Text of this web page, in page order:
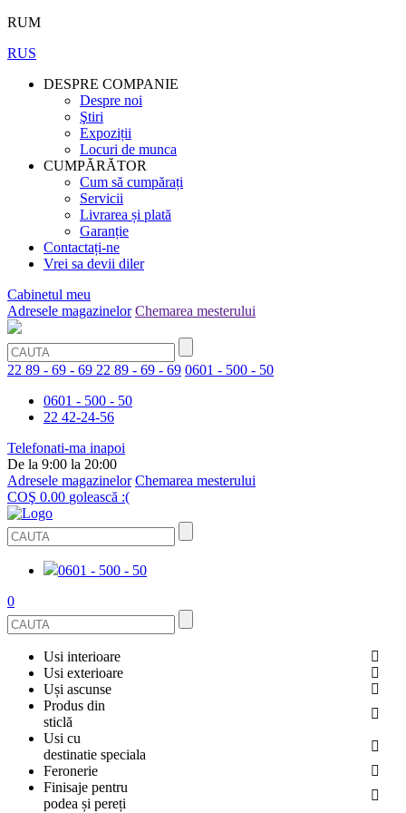
RUM
RUS
DESPRE COMPANIE
Despre noi
Ştiri
Expoziții
Locuri de munca
CUMPĂRĂTOR
Cum să cumpărați
Servicii
Livrarea și plată
Garanție
Contactați-ne
Vrei sa devii diler
Cabinetul meu
Adresele magazinelor Chemarea mesterului
22 89 - 69 - 69 22 89 - 69 - 69 0601 - 500 - 50
0601 - 500 - 50
22 42-24-56
Telefonati-ma inapoi
De la 9:00 la 20:00
Adresele magazinelor Chemarea mesterului
COŞ 0.00 golească :(
0601 - 500 - 50
0
Usi interioare
FURNIRUITE
SMALT
Usi exterioare
USI METALICE
PENTRU APARTAMENT
PENTRU CASA
Uși ascunse
OGLINDIT
GRESIE PORȚELANATĂ
Produs din
sticlă
BALUSTRADE ȘI TREPTE
CABINE DE DUȘ ȘI PEREȚI DESPĂRȚITORI
Usi cu
destinatie speciala
USI ANTIFOC (ANTIINCENDIU)
Feronerie
ACCESORII
Finisaje pentru
podea și pereți